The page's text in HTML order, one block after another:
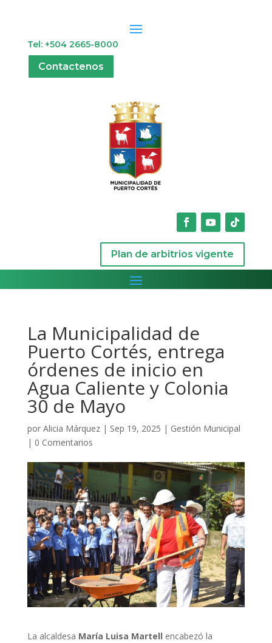
Tel: +504 2665-8000
Contactenos
Plan de arbitrios vigente
La Municipalidad de
Puerto Cortés, entrega
órdenes de inicio en
Agua Caliente y Colonia
30 de Mayo
por Alicia Márquez| Sep 19, 2025 | Gestión Municipal
| 0 Comentarios
La alcaldesa María Luisa Martell encabezó la